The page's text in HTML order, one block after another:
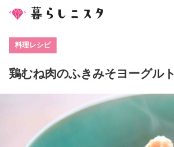
料理レシピ
鶏むね肉のふきみそヨーグルト